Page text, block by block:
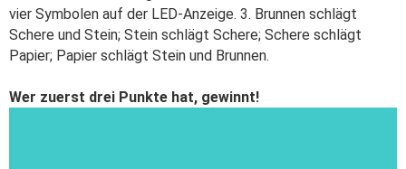
vier Symbolen auf der LED-Anzeige. 3. Brunnen schlägt
Schere und Stein; Stein schlägt Schere; Schere schlägt
Papier; Papier schlägt Stein und Brunnen.
Wer zuerst drei Punkte hat, gewinnt!